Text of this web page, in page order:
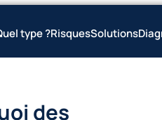
type ?RisquesSolutions
des